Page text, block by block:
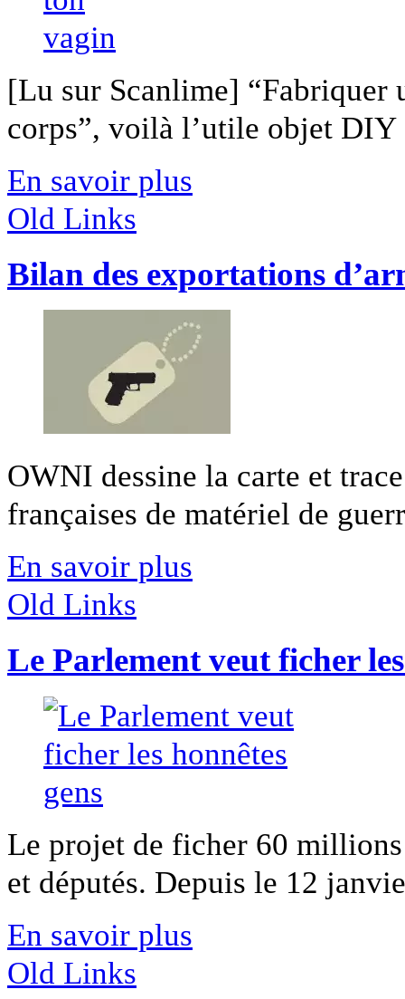
[Lu sur Scanlime] “Fabriquer
corps”, voilà l’utile objet
En savoir plus
Old Links
Bilan des exportations
OWNI dessine la carte et
françaises de matériel de
En savoir plus
Old Links
Le Parlement veut ficher
Le projet de ficher 60 millions
et députés. Depuis le 12
En savoir plus
Old Links